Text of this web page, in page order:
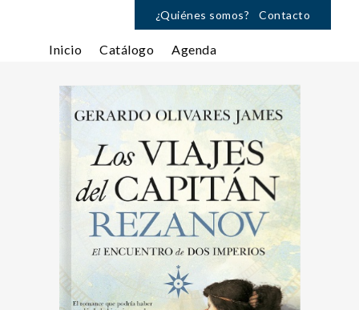
¿Quiénes somos? Contacto
Inicio Catálogo Agenda